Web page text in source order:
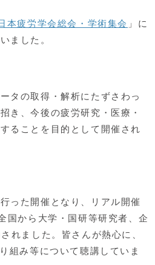
本疲労学会総会・学術集会 」に
ました。
タの取得・解析にたずさわっ
き、今後の疲労研究・医療・
ることを目的として開催され
った開催となり、リアル開催
国から大学・国研等研究者、企
れました。皆さんが熱心に、
組み等について聴講していま